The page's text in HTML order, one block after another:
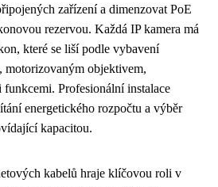
zařízení a dimenzovat PoE
rezervou. Každá IP kamera má
které se liší podle vybavení
motorizovaným objektivem,
Profesionální instalace
energetického rozpočtu a výběr
kapacitou.
kabelů hraje klíčovou roli v